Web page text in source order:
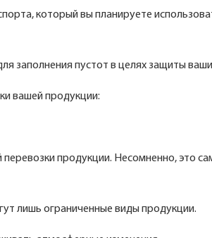
который вы планируете
заполнения пустот в целях защиты
вашей продукции:
продукции. Несомненно, это
лишь ограниченные виды продукции.